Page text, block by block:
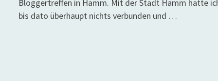
Bloggertreffen in Hamm. Mit der Stadt Hamm hatte
bis dato überhaupt nichts verbunden und …